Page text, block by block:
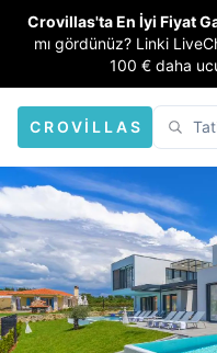
Crovillas'ta En İyi Fiyat
mı gördünüz? Linki
100 € daha
CROVILLAS